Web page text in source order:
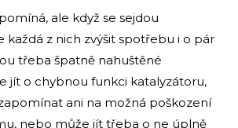
ale když se sejdou
každá z nich zvýšit spotřebu i o pár
třeba špatně nahuštěné
jít o chybnou funkci katalyzátoru,
ani na možná poškození
nebo může jít třeba o ne úplně